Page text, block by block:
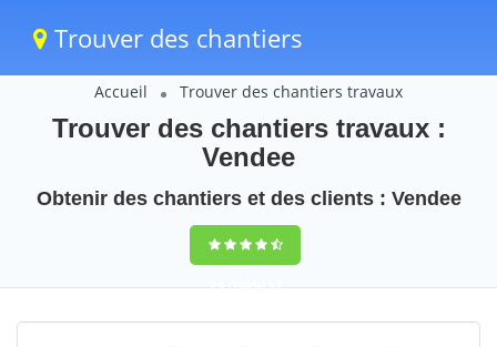
Trouver des chantiers
Accueil Trouver des chantiers travaux
Trouver des chantiers travaux :
Vendee
Obtenir des chantiers et des clients : Vendee
9,5(100%)53
votes